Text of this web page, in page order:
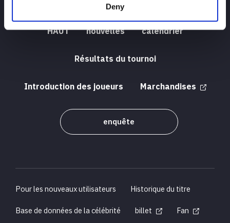
Deny
HAUT nouvelles calendrier
Résultats du tournoi
Introduction des joueurs Marchandises
enquête
Pour les nouveaux utilisateurs
Historique du titre
Base de données de la célébrité
billet
Fan